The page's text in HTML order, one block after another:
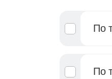
По
По